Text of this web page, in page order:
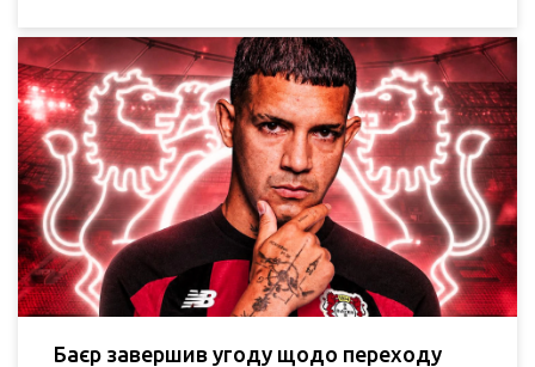
Баєр завершив угоду щодо переходу